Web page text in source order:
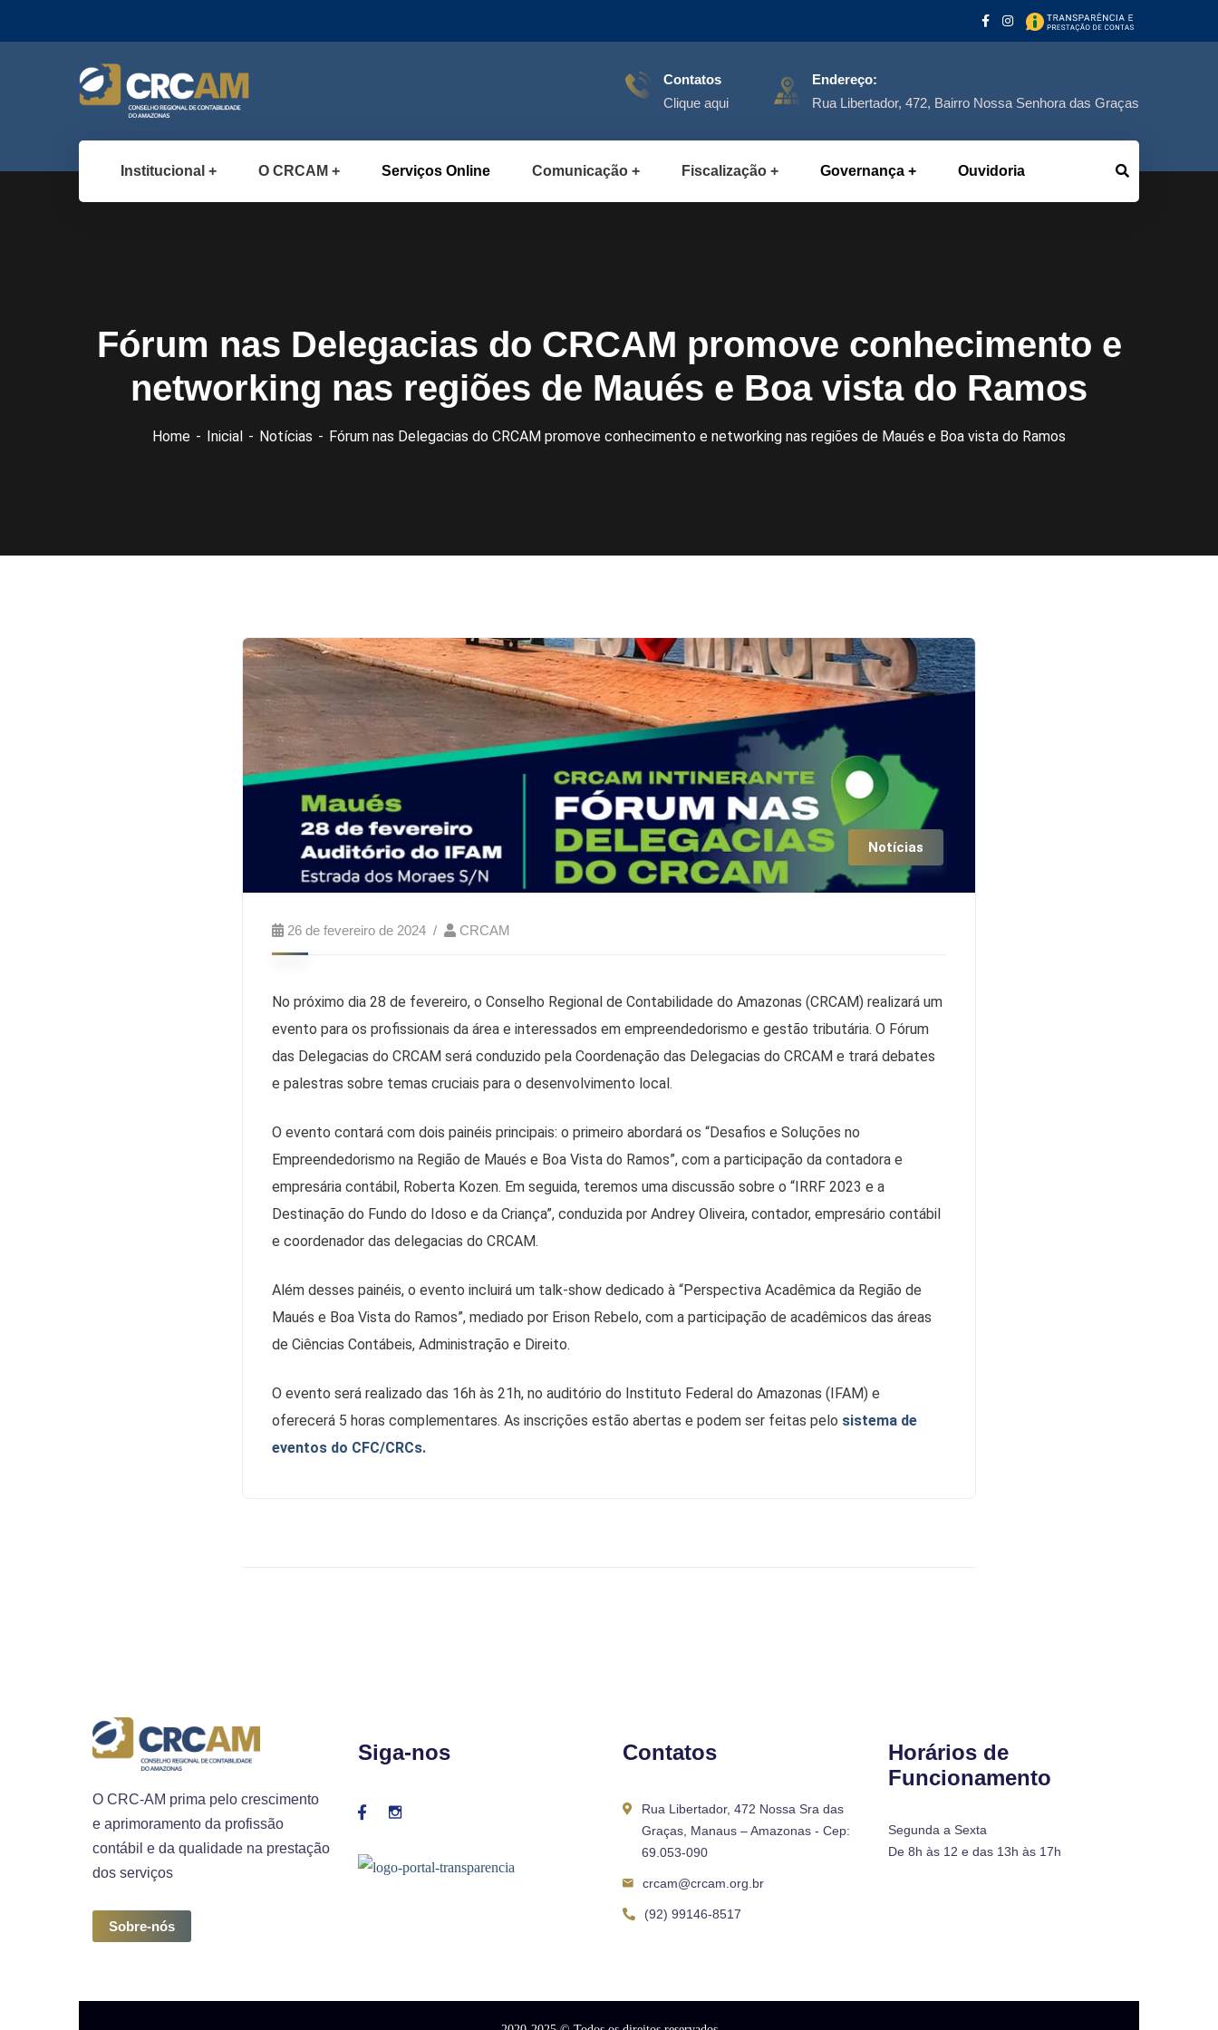
Contatos
Clique aqui
Endereço:
Rua Libertador, 472, Bairro Nossa Senhora das Graças
Institucional O CRCAM Serviços Online Comunicação Fiscalização Governança Ouvidoria
Fórum nas Delegacias do CRCAM promove conhecimento e
networking nas regiões de Maués e Boa vista do Ramos
Home Inicial Notícias Fórum nas Delegacias do CRCAM promove conhecimento e networking nas regiões de Maués e Boa vista do Ramos
Notícias
26 de fevereiro de 2024 CRCAM
No próximo dia 28 de fevereiro, o Conselho Regional de Contabilidade do Amazonas (CRCAM) realizará um
evento para os profissionais da área e interessados em empreendedorismo e gestão tributária. O Fórum
das Delegacias do CRCAM será conduzido pela Coordenação das Delegacias do CRCAM e trará debates
e palestras sobre temas cruciais para o desenvolvimento local.
O evento contará com dois painéis principais: o primeiro abordará os “Desafios e Soluções no
Empreendedorismo na Região de Maués e Boa Vista do Ramos”, com a participação da contadora e
empresária contábil, Roberta Kozen. Em seguida, teremos uma discussão sobre o “IRRF 2023 e a
Destinação do Fundo do Idoso e da Criança”, conduzida por Andrey Oliveira, contador, empresário contábil
e coordenador das delegacias do CRCAM.
Além desses painéis, o evento incluirá um talk-show dedicado à “Perspectiva Acadêmica da Região de
Maués e Boa Vista do Ramos”, mediado por Erison Rebelo, com a participação de acadêmicos das áreas
de Ciências Contábeis, Administração e Direito.
O evento será realizado das 16h às 21h, no auditório do Instituto Federal do Amazonas (IFAM) e
oferecerá 5 horas complementares. As inscrições estão abertas e podem ser feitas pelo sistema de
eventos do CFC/CRCs.
O CRC-AM prima pelo crescimento
e aprimoramento da profissão
contábil e da qualidade na prestação
dos serviços
Sobre-nós
Siga-nos Contatos
Rua Libertador, 472 Nossa Sra das
Graças, Manaus – Amazonas - Cep:
69.053-090
crcam@crcam.org.br
(92) 99146-8517
Horários de
Funcionamento
Segunda a Sexta
De 8h às 12 e das 13h às 17h